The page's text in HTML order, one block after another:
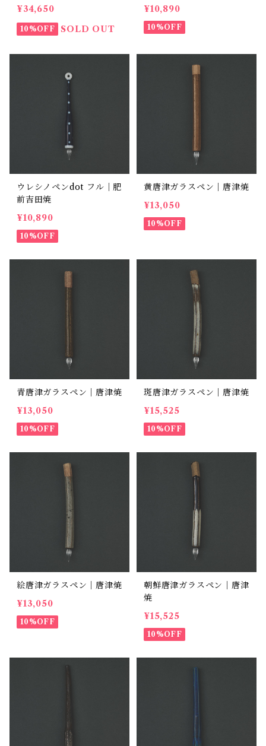
¥34,650
10%OFF SOLD OUT
¥10,890
10%OFF
ウレシノペンdot フル｜肥
前吉田焼
¥10,890
10%OFF
黄唐津ガラスペン｜唐津焼
¥13,050
10%OFF
青唐津ガラスペン｜唐津焼
¥13,050
10%OFF
斑唐津ガラスペン｜唐津焼
¥15,525
10%OFF
絵唐津ガラスペン｜唐津焼
¥13,050
10%OFF
朝鮮唐津ガラスペン｜唐津
焼
¥15,525
10%OFF